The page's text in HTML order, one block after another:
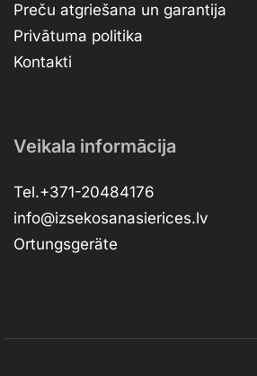
Preču atgriešana un garantija
Privātuma politika
Kontakti
Veikala informācija
Tel.+371-20484176
info@izsekosanasierices.lv
Ortungsgeräte